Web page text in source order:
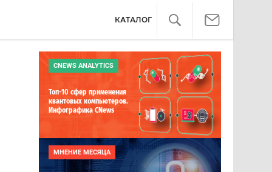
КАТАЛОГ
CNEWS ANALYTICS
Топ-10 сфер применения
квантовых компьютеров.
Инфографика CNews
МНЕНИЕ МЕСЯЦА